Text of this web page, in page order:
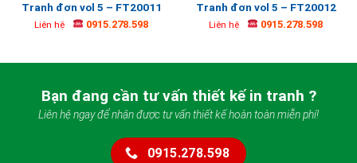
Tranh đơn vol 5 – FT20011
Liên hệ 0915.278.598
Tranh đơn vol 5 – FT20012
Liên hệ 0915.278.598
Bạn đang cần tư vấn thiết kế in tranh ?
Liên hệ ngay để nhận được tư vấn thiết kế hoàn toàn miễn phí!
0915.278.598